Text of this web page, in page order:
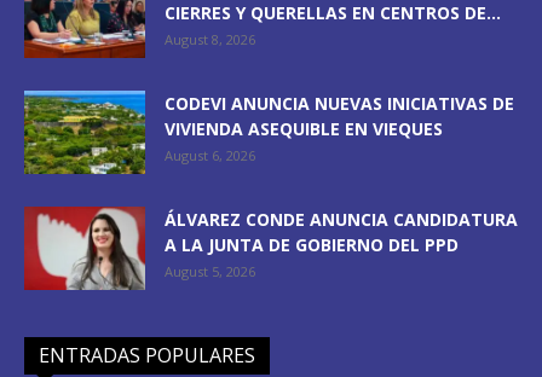
CIERRES Y QUERELLAS EN CENTROS DE...
August 8, 2026
CODEVI ANUNCIA NUEVAS INICIATIVAS DE
VIVIENDA ASEQUIBLE EN VIEQUES
August 6, 2026
ÁLVAREZ CONDE ANUNCIA CANDIDATURA
A LA JUNTA DE GOBIERNO DEL PPD
August 5, 2026
ENTRADAS POPULARES